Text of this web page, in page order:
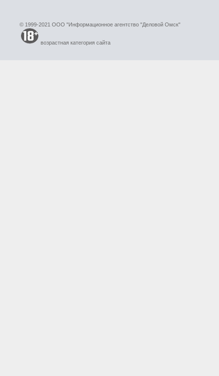
© 1999-2021 ООО "Информационное агентство "Деловой Омск"
возрастная категория сайта